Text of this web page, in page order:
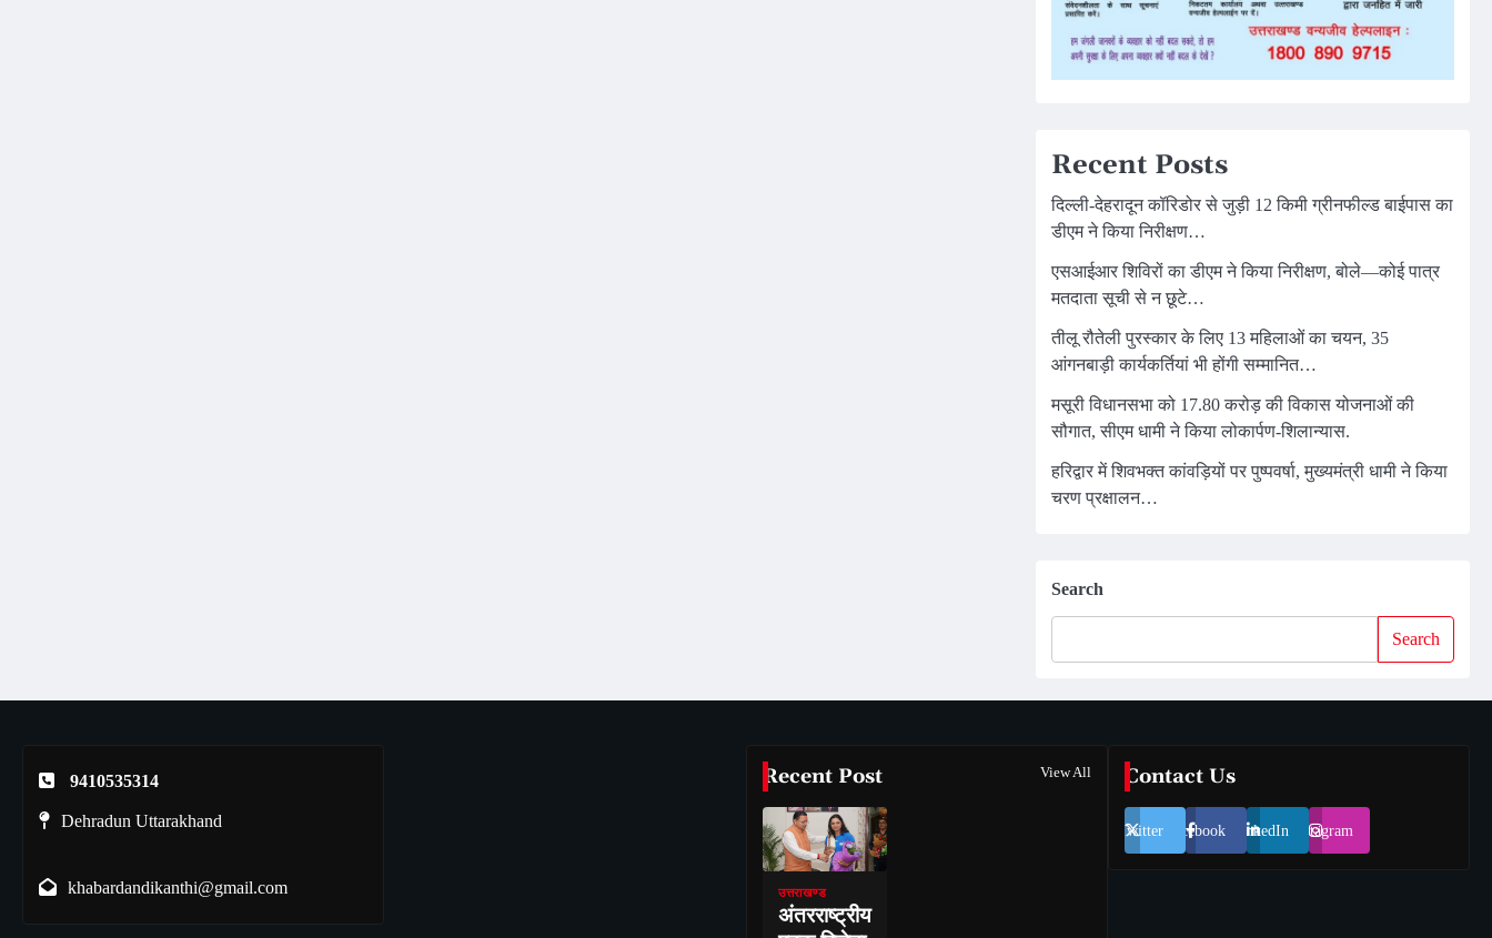
Recent Posts
दिल्ली-देहरादून कॉरिडोर से जुड़ी 12 किमी ग्रीनफील्ड बाईपास का
डीएम ने किया निरीक्षण…
एसआईआर शिविरों का डीएम ने किया निरीक्षण, बोले—कोई पात्र
मतदाता सूची से न छूटे…
तीलू रौतेली पुरस्कार के लिए 13 महिलाओं का चयन, 35
आंगनबाड़ी कार्यकर्तियां भी होंगी सम्मानित…
मसूरी विधानसभा को 17.80 करोड़ की विकास योजनाओं की
सौगात, सीएम धामी ने किया लोकार्पण-शिलान्यास.
हरिद्वार में शिवभक्त कांवड़ियों पर पुष्पवर्षा, मुख्यमंत्री धामी ने किया
चरण प्रक्षालन…
Search
Search
9410535314
Dehradun Uttarakhand
khabardandikanthi@gmail.com
Recent Post View All
उत्तराखण्ड
अंतरराष्ट्रीय
Contact Us
Twitter Facebook LinkedIn Instagram